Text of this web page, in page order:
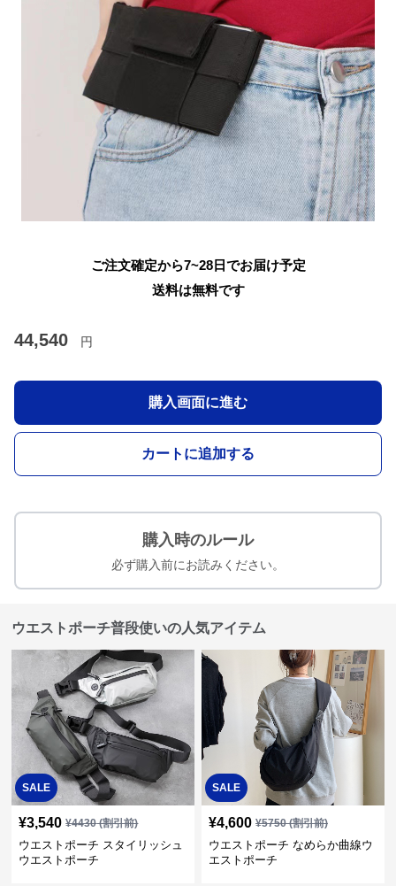
ご注文確定から7~28日でお届け予定
送料は無料です
44,540 円
購入画面に進む
カートに追加する
購入時のルール
必ず購入前にお読みください。
ウエストポーチ普段使いの人気アイテム
SALE
¥3,540 ¥4430(割引前)
ウエストポーチ スタイリッシュ
ウエストポーチ
SALE
¥4,600 ¥5750(割引前)
ウエストポーチ なめらか曲線ウ
エストポーチ